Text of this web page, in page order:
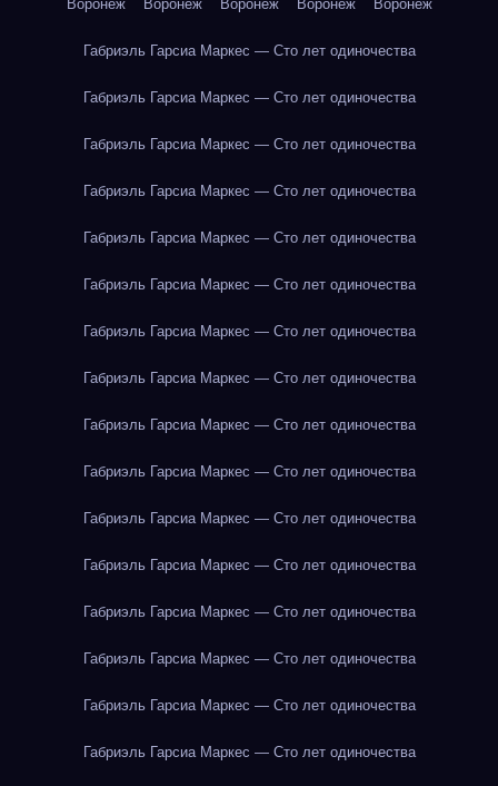
Воронеж Воронеж Воронеж Воронеж Воронеж
Габриэль Гарсиа Маркес — Сто лет одиночества
Габриэль Гарсиа Маркес — Сто лет одиночества
Габриэль Гарсиа Маркес — Сто лет одиночества
Габриэль Гарсиа Маркес — Сто лет одиночества
Габриэль Гарсиа Маркес — Сто лет одиночества
Габриэль Гарсиа Маркес — Сто лет одиночества
Габриэль Гарсиа Маркес — Сто лет одиночества
Габриэль Гарсиа Маркес — Сто лет одиночества
Габриэль Гарсиа Маркес — Сто лет одиночества
Габриэль Гарсиа Маркес — Сто лет одиночества
Габриэль Гарсиа Маркес — Сто лет одиночества
Габриэль Гарсиа Маркес — Сто лет одиночества
Габриэль Гарсиа Маркес — Сто лет одиночества
Габриэль Гарсиа Маркес — Сто лет одиночества
Габриэль Гарсиа Маркес — Сто лет одиночества
Габриэль Гарсиа Маркес — Сто лет одиночества